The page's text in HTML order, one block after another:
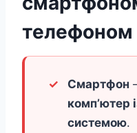
телефоном
Смартфон
комп’ютер
системою.